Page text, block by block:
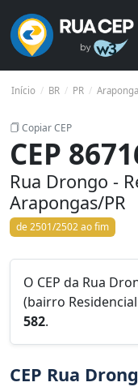
Início BR PR
Copiar CEP
CEP
Rua Drongo -
Arapongas/PR
de 2501/2502 ao fim
O CEP da Rua
(bairro
582.
CEP Rua